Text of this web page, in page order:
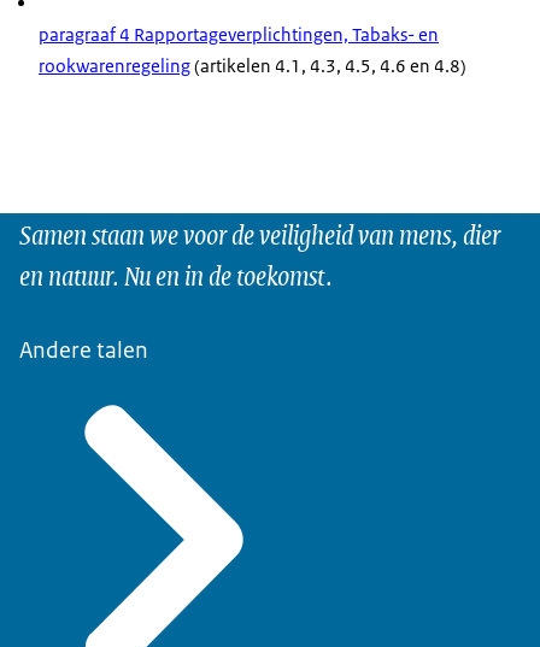
paragraaf 4 Rapportageverplichtingen, Tabaks- en
rookwarenregeling(artikelen 4.1, 4.3, 4.5, 4.6 en 4.8)
Samen staan we voor de veiligheid van mens, dier
en natuur. Nu en in de toekomst.
Andere talen